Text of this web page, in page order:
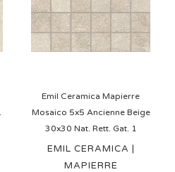
Emil Ceramica Mapierre
Mosaico 5x5 Ancienne Beige
30x30 Nat. Rett. Gat. 1
EMIL CERAMICA |
MAPIERRE